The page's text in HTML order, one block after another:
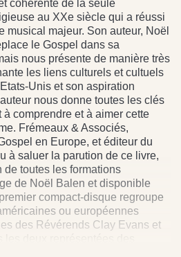
cohérente de la seule
au XXe siècle qui a réussi
musical majeur. Son auteur, Noël
le Gospel dans sa
nous présente de manière très
les liens culturels et cultuels
Unis et son aspiration
nous donne toutes les clés
comprendre et à aimer cette
Frémeaux & Associés,
en Europe, et éditeur du
à saluer la parution de ce livre,
de toutes les formations
de Noël Balen et disponible
compact-disque regroupe
ou européennes
des Révérends Clay Evans et